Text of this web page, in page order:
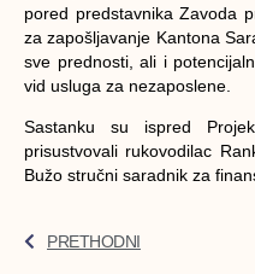
pored predstavnika Zavoda
za zapošljavanje Kantona
sve prednosti, ali i
vid usluga za nezaposlene.
Sastanku su ispred
prisustvovali rukovodilac
Bužo stručni saradnik za
PRETHODNI